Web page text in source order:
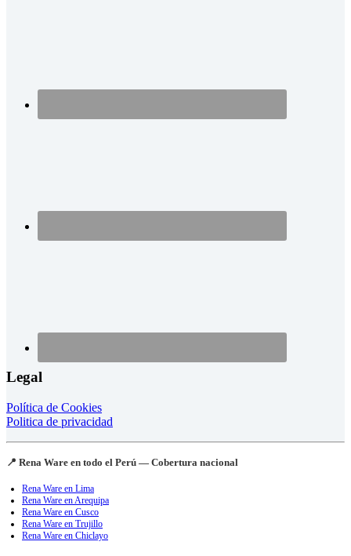
Legal
Política de Cookies
Politica de privacidad
📍 Rena Ware en todo el Perú — Cobertura nacional
Rena Ware en Lima
Rena Ware en Arequipa
Rena Ware en Cusco
Rena Ware en Trujillo
Rena Ware en Chiclayo